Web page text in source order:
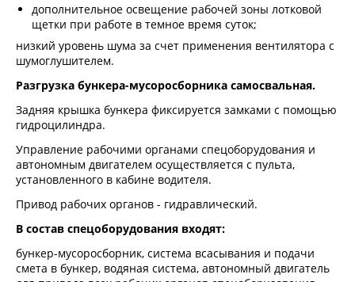
дополнительное освещение рабочей зоны лотковой
щетки при работе в темное время суток;
низкий уровень шума за счет применения вентилятора с
шумоглушителем.
Разгрузка бункера-мусоросборника самосвальная.
Задняя крышка бункера фиксируется замками с помощью
гидроцилиндра.
Управление рабочими органами спецоборудования и
автономным двигателем осуществляется с пульта,
установленного в кабине водителя.
Привод рабочих органов - гидравлический.
В состав спецоборудования входят:
бункер-мусоросборник, система всасывания и подачи
смета в бункер, водяная система, автономный двигатель